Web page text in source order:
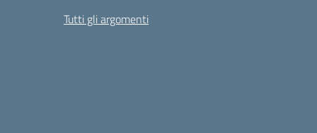
Tutti gli argomenti